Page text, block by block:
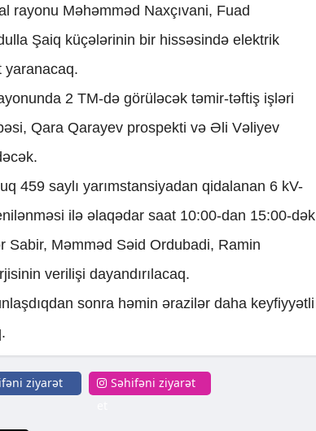
rayonu Məhəmməd Naxçıvani, Fuad
Şaiq küçələrinin bir hissəsində elektrik
yaranacaq.
2 TM-də görüləcək təmir-təftiş işləri
Qara Qarayev prospekti və Əli Vəliyev
459 saylı yarımstansiyadan qidalanan 6 kV-
ilə əlaqədar saat 10:00-dan 15:00-dək
Məmməd Səid Ordubadi, Ramin
verilişi dayandırılacaq.
sonra həmin ərazilər daha keyfiyyətli
ziyarət
Səhifəni ziyarət